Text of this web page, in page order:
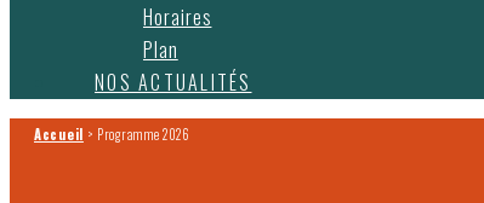
Horaires
Plan
NOS ACTUALITÉS
Accueil > Programme 2026